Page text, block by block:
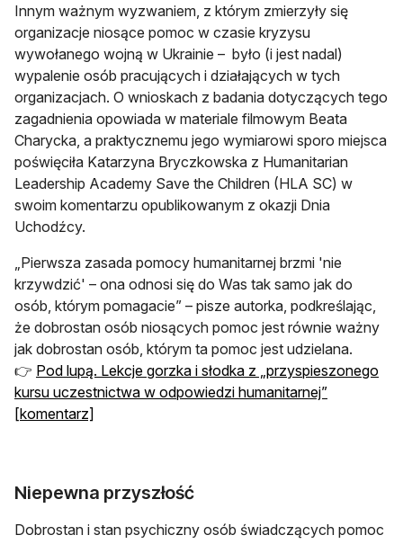
Innym ważnym wyzwaniem, z którym zmierzyły się
organizacje niosące pomoc w czasie kryzysu
wywołanego wojną w Ukrainie – było (i jest nadal)
wypalenie osób pracujących i działających w tych
organizacjach. O wnioskach z badania dotyczących tego
zagadnienia opowiada w materiale filmowym Beata
Charycka, a praktycznemu jego wymiarowi sporo miejsca
poświęciła Katarzyna Bryczkowska z Humanitarian
Leadership Academy Save the Children (HLA SC) w
swoim komentarzu opublikowanym z okazji Dnia
Uchodźcy.
„Pierwsza zasada pomocy humanitarnej brzmi 'nie
krzywdzić' – ona odnosi się do Was tak samo jak do
osób, którym pomagacie” – pisze autorka, podkreślając,
że dobrostan osób niosących pomoc jest równie ważny
jak dobrostan osób, którym ta pomoc jest udzielana.
👉 Pod lupą. Lekcje gorzka i słodka z „przyspieszonego
kursu uczestnictwa w odpowiedzi humanitarnej”
[komentarz]
Niepewna przyszłość
Dobrostan i stan psychiczny osób świadczących pomoc